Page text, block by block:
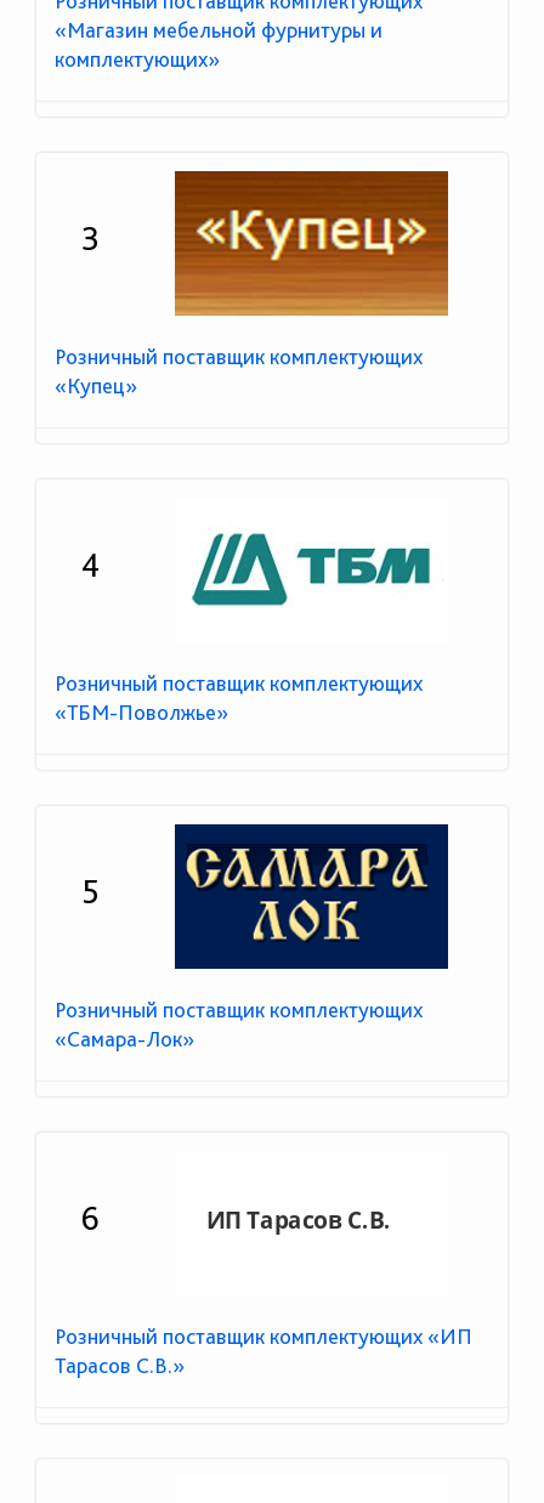
«Магазин мебельной фурнитуры и
комплектующих»
3
Розничный поставщик комплектующих
«Купец»
4
Розничный поставщик комплектующих
«ТБМ-Поволжье»
5
Розничный поставщик комплектующих
«Самара-Лок»
6
Розничный поставщик комплектующих «ИП
Тарасов С.В.»